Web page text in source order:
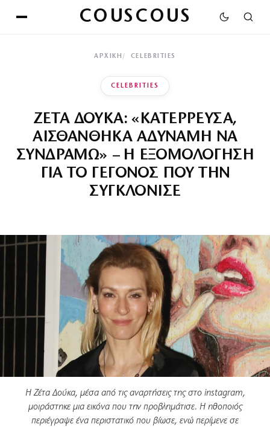
COUSCOUS
ΑΡΧΙΚΉ CELEBRITIES
CELEBRITIES
ΖΕΤΑ ΔΟΥΚΑ: «ΚΑΤΕΡΡΕΥΣΑ,
ΑΙΣΘΑΝΘΗΚΑ ΑΔΥΝΑΜΗ ΝΑ
ΣΥΝΔΡΑΜΩ» – Η ΕΞΟΜΟΛΟΓΗΣΗ
ΓΙΑ ΤΟ ΓΕΓΟΝΟΣ ΠΟΥ ΤΗΝ
ΣΥΓΚΛΟΝΙΣΕ
Η Ζέτα Δούκα, μέσα από τις αναρτήσεις της στο instagram,
μοιράστηκε μια εικόνα που την προβλημάτισε. Η ηθοποιός
περιέγραψε ένα περιστατικό που βίωσε, ενώ περίμενε σε